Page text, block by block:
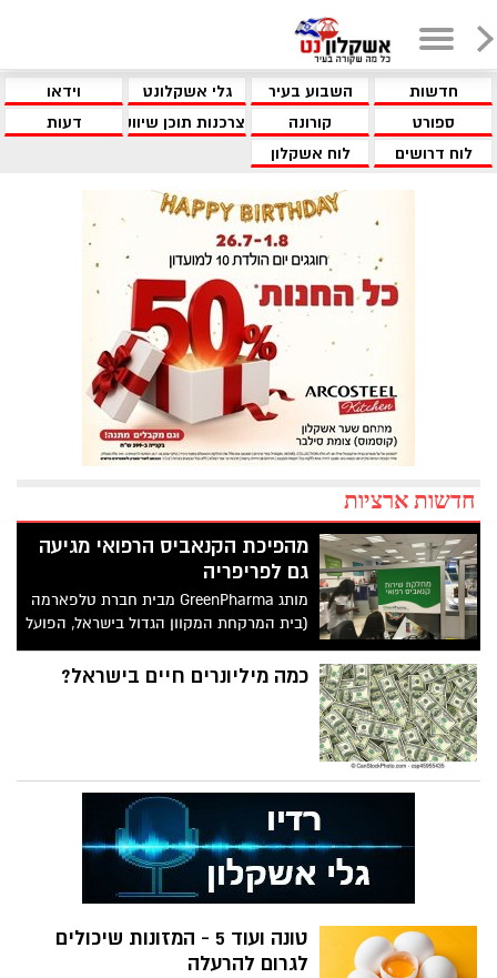
חדשות השבוע בעיר גלי אשקלונט
וידאו
ספורט
קורונה צרכנות תוכן שיווקי
דעות
לוח דרושים
לוח אשקלון
חדשות ארציות
מהפיכת הקנאביס הרפואי מגיעה
גם לפריפריה
מותג GreenPharma מבית חברת טלפארמה
(בית המרקחת המקוון הגדול בישראל, הפועל
יותר מ 20 שנים), מביא בשורה ייחודית
למטופלי הקנאביס הרפואי בישראל ובמיוחד
כמה מיליונרים חיים בישראל?
טונה ועוד 5 - המזונות שיכולים
לגרום להרעלה